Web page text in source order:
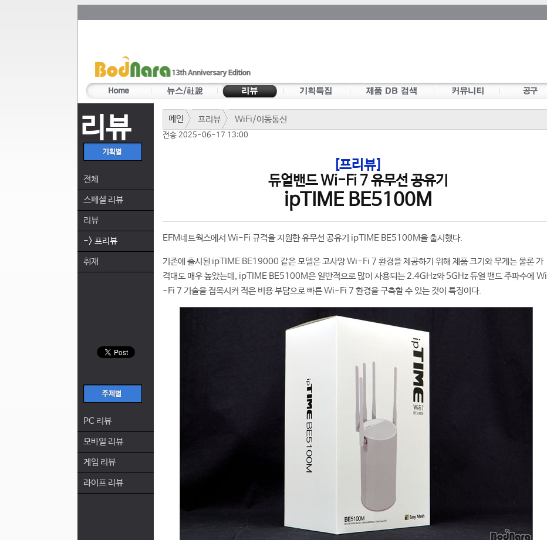
리뷰
전체
스페셜 리뷰
리뷰
-> 프리뷰
취재
PC 리뷰
모바일 리뷰
게임 리뷰
라이프 리뷰
메인 프리뷰 WiFi/이동통신
전송 2025-06-17 13:00
[프리뷰]
듀얼밴드 Wi-Fi 7 유무선 공유기
ipTIME BE5100M
EFM네트웍스에서 Wi-Fi 규격을 지원한 유무선 공유기 ipTIME BE5100M을 출시했다.
기존에 출시된 ipTIME BE19000 같은 모델은 고사양 Wi-Fi 7 환경을 제공하기 위해 제품 크기와 무게는 물론 가
격대도 매우 높았는데, ipTIME BE5100M은 일반적으로 많이 사용되는 2.4GHz와 5GHz 듀얼 밴드 주파수에 Wi
-Fi 7 기술을 접목시켜 적은 비용 부담으로 빠른 Wi-Fi 7 환경을 구축할 수 있는 것이 특징이다.